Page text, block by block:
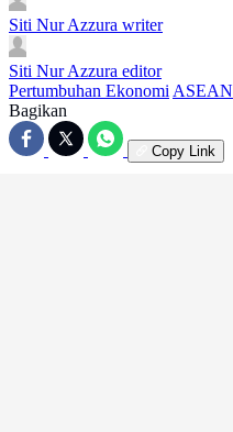
Siti Nur Azzura writer
Siti Nur Azzura editor
Pertumbuhan Ekonomi ASEAN
Bagikan
Copy Link